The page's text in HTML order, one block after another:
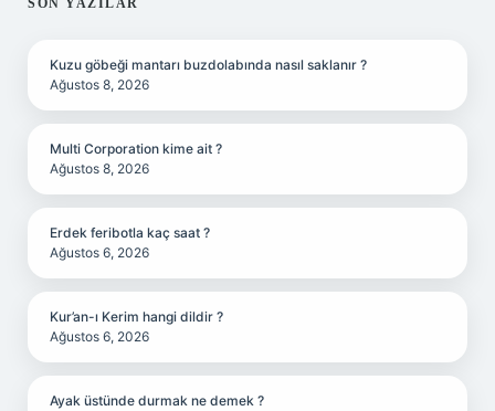
SIDEBAR
SON YAZILAR
Kuzu göbeği mantarı buzdolabında nasıl saklanır ?
Ağustos 8, 2026
Multi Corporation kime ait ?
Ağustos 8, 2026
Erdek feribotla kaç saat ?
Ağustos 6, 2026
Kur’an-ı Kerim hangi dildir ?
Ağustos 6, 2026
Ayak üstünde durmak ne demek ?